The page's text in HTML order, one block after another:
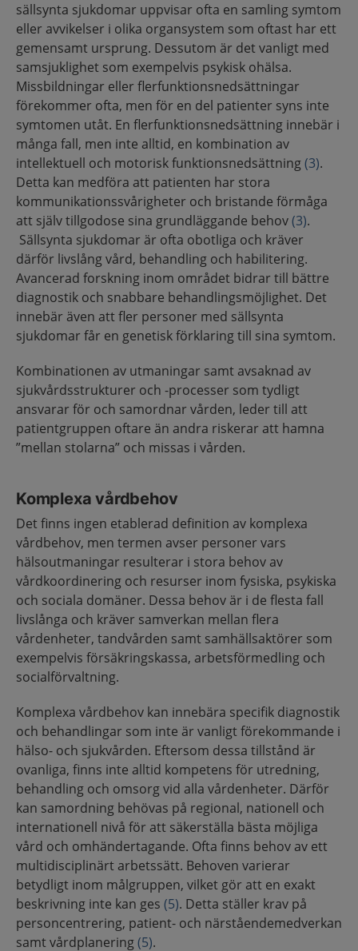
sällsynta sjukdomar uppvisar ofta en samling symtom
eller avvikelser i olika organsystem som oftast har ett
gemensamt ursprung. Dessutom är det vanligt med
samsjuklighet som exempelvis psykisk ohälsa.
Missbildningar eller flerfunktionsnedsättningar
förekommer ofta, men för en del patienter syns inte
symtomen utåt. En flerfunktionsnedsättning innebär i
många fall, men inte alltid, en kombination av
intellektuell och motorisk funktionsnedsättning(3).
Detta kan medföra att patienten har stora
kommunikationssvårigheter och bristande förmåga
att själv tillgodose sina grundläggande behov(3).
Sällsynta sjukdomar är ofta obotliga och kräver
därför livslång vård, behandling och habilitering.
Avancerad forskning inom området bidrar till bättre
diagnostik och snabbare behandlingsmöjlighet. Det
innebär även att fler personer med sällsynta
sjukdomar får en genetisk förklaring till sina symtom.
Kombinationen av utmaningar samt avsaknad av
sjukvårdsstrukturer och -processer som tydligt
ansvarar för och samordnar vården, leder till att
patientgruppen oftare än andra riskerar att hamna
”mellan stolarna” och missas i vården.
Komplexa vårdbehov
Det finns ingen etablerad definition av komplexa
vårdbehov, men termen avser personer vars
hälsoutmaningar resulterar i stora behov av
vårdkoordinering och resurser inom fysiska, psykiska
och sociala domäner. Dessa behov är i de flesta fall
livslånga och kräver samverkan mellan flera
vårdenheter, tandvården samt samhällsaktörer som
exempelvis försäkringskassa, arbetsförmedling och
socialförvaltning.
Komplexa vårdbehov kan innebära specifik diagnostik
och behandlingar som inte är vanligt förekommande i
hälso- och sjukvården. Eftersom dessa tillstånd är
ovanliga, finns inte alltid kompetens för utredning,
behandling och omsorg vid alla vårdenheter. Därför
kan samordning behövas på regional, nationell och
internationell nivå för att säkerställa bästa möjliga
vård och omhändertagande. Ofta finns behov av ett
multidisciplinärt arbetssätt. Behoven varierar
betydligt inom målgruppen, vilket gör att en exakt
beskrivning inte kan ges (5). Detta ställer krav på
personcentrering, patient- och närståendemedverkan
samt vårdplanering(5).